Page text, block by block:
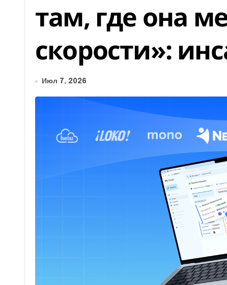
там, где она
скорости»:
Июл 7, 2026